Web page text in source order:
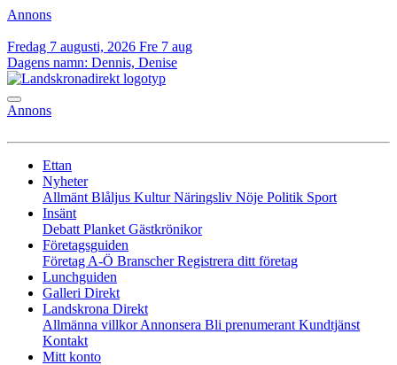
Annons
Fredag 7 augusti, 2026 Fre 7 aug
Dagens namn: Dennis, Denise
Annons
Ettan
Nyheter
Allmänt Blåljus KulturNäringsliv Nöje Politik Sport
Insänt
Debatt Planket Gästkrönikor
Företagsguiden
Företag A-Ö BranscherRegistrera ditt företag
Lunchguiden
Galleri Direkt
Landskrona Direkt
Allmänna villkorAnnonsera Bli prenumerant Kundtjänst
Kontakt
Mitt konto